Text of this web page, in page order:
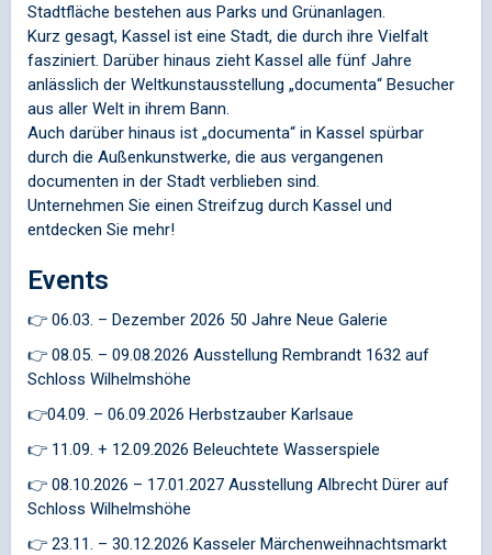
Stadtfläche bestehen aus Parks und Grünanlagen.
Kurz gesagt, Kassel ist eine Stadt, die durch ihre Vielfalt
fasziniert. Darüber hinaus zieht Kassel alle fünf Jahre
anlässlich der Weltkunstausstellung „documenta“ Besucher
aus aller Welt in ihrem Bann.
Auch darüber hinaus ist „documenta“ in Kassel spürbar
durch die Außenkunstwerke, die aus vergangenen
documenten in der Stadt verblieben sind.
Unternehmen Sie einen Streifzug durch Kassel und
entdecken Sie mehr!
Events
👉 06.03. – Dezember 2026 50 Jahre Neue Galerie
👉 08.05. – 09.08.2026 Ausstellung Rembrandt 1632 auf
Schloss Wilhelmshöhe
👉04.09. – 06.09.2026 Herbstzauber Karlsaue
👉 11.09. + 12.09.2026 Beleuchtete Wasserspiele
👉 08.10.2026 – 17.01.2027 Ausstellung Albrecht Dürer auf
Schloss Wilhelmshöhe
👉 23.11. – 30.12.2026 Kasseler Märchenweihnachtsmarkt